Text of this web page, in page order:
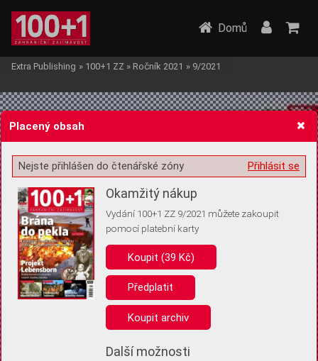
Žádost o souhlas s ukládáním volitelných informací
Pro základní fungování webu nepotřebujeme ukládat žádné informace
(tzv. cookies apod.). Rádi bychom vás ale požádali o souhlas s
uložením volitelných informací:
Anonymní unikátní ID
Díky němu příště poznáme, že se jedná o stejné zařízení, a
Identifikátor je zcela anonymní.
Domů
Extra Publishing » 100+1 ZZ » Ročník 2021 » 9/2021
Placený obsah
Přihlásit se
Nejste přihlášen do čtenářské zóny
Okamžitý nákup
Vydání 100+1 ZZ 9/2021 můžete zakoupit
pomocí platební karty
Koupit (39 Kč)
Předplatit
Koupit archiv
Další možnosti